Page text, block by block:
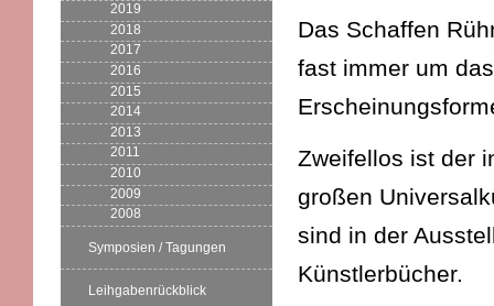
2019
2018
2017
2016
2015
2014
2013
2011
2010
2009
2008
Symposien / Tagungen
Leihgabenrückblick
Das Schaffen
fast immer um
Zweifellos ist der
großen
sind in der
Künstlerbücher.